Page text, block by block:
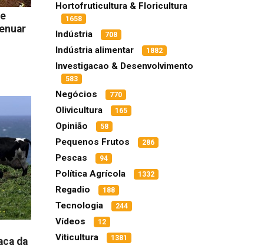
da
Hortofruticultura & Floricultura
1658
Indústria 708
Indústria alimentar 1882
Investigacao & Desenvolvimento
583
Negócios 770
Olivicultura 165
Opinião 58
Pequenos Frutos 286
Pescas 94
Política Agrícola 1332
Regadio 188
Tecnologia 244
Vídeos 12
Viticultura 1381